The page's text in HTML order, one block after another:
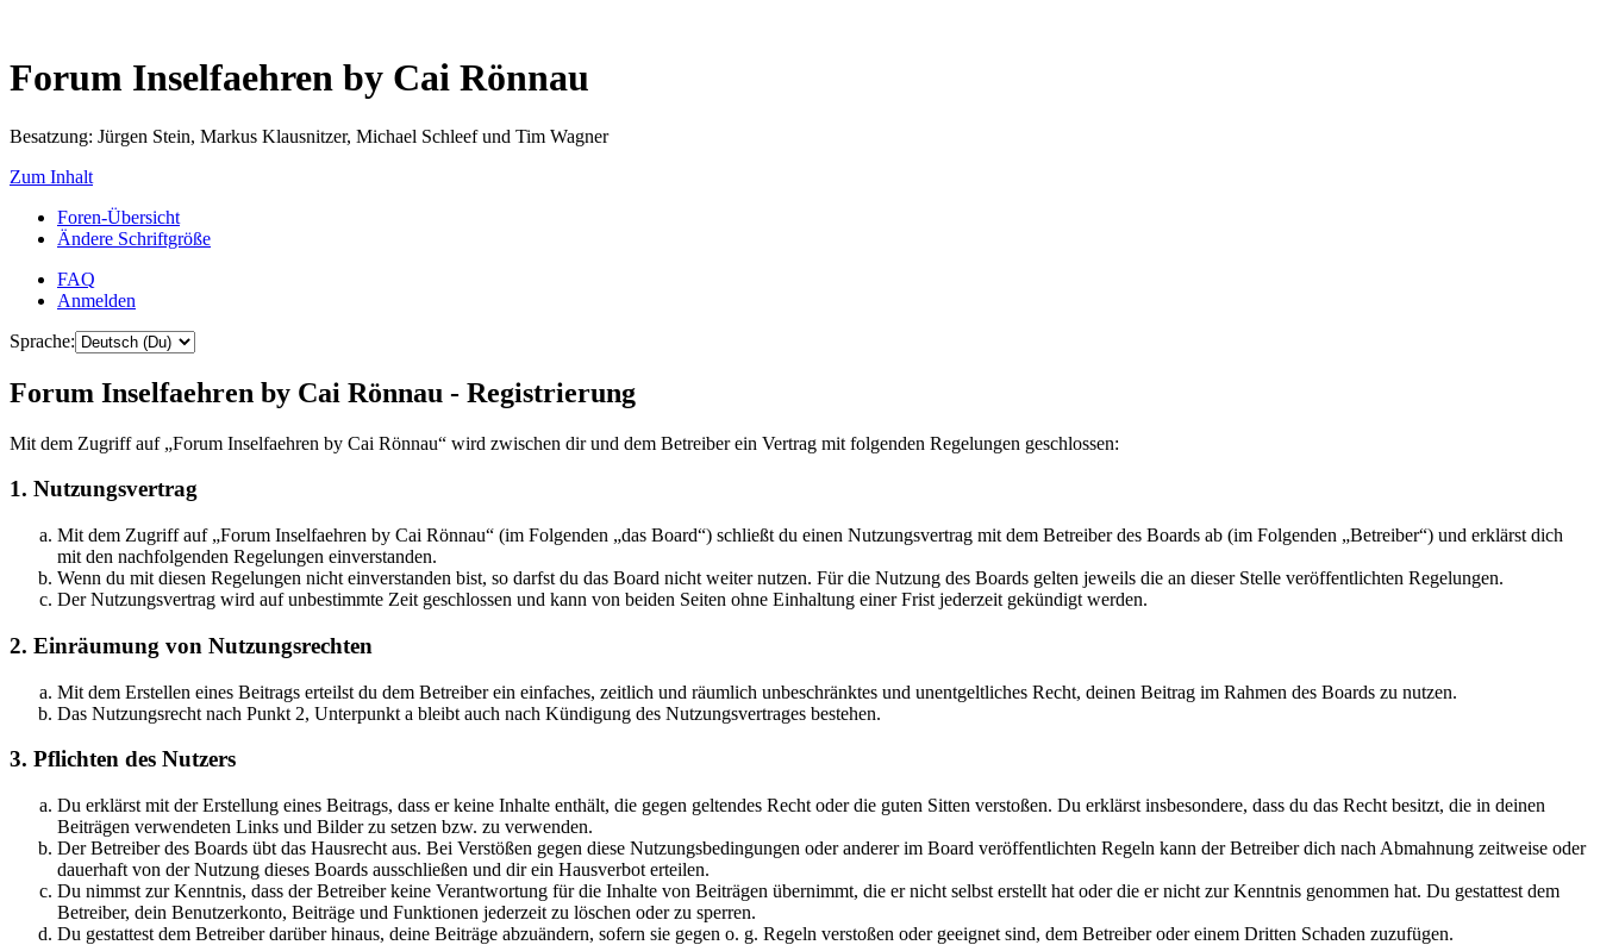
Forum Inselfaehren by Cai Rönnau
Besatzung: Jürgen Stein, Markus Klausnitzer, Michael Schleef und Tim Wagner
Zum Inhalt
Foren-Übersicht
Ändere Schriftgröße
FAQ
Anmelden
Sprache:
Forum Inselfaehren by Cai Rönnau - Registrierung
Mit dem Zugriff auf „Forum Inselfaehren by Cai Rönnau“ wird zwischen dir und dem Betreiber ein Vertrag mit folgenden Regelungen geschlossen:
1. Nutzungsvertrag
Mit dem Zugriff auf „Forum Inselfaehren by Cai Rönnau“ (im Folgenden „das Board“) schließt du einen Nutzungsvertrag mit dem Betreiber des Boards ab (im Folgenden „Betreiber“) und erklärst dich
mit den nachfolgenden Regelungen einverstanden.
Wenn du mit diesen Regelungen nicht einverstanden bist, so darfst du das Board nicht weiter nutzen. Für die Nutzung des Boards gelten jeweils die an dieser Stelle veröffentlichten Regelungen.
Der Nutzungsvertrag wird auf unbestimmte Zeit geschlossen und kann von beiden Seiten ohne Einhaltung einer Frist jederzeit gekündigt werden.
2. Einräumung von Nutzungsrechten
Mit dem Erstellen eines Beitrags erteilst du dem Betreiber ein einfaches, zeitlich und räumlich unbeschränktes und unentgeltliches Recht, deinen Beitrag im Rahmen des Boards zu nutzen.
Das Nutzungsrecht nach Punkt 2, Unterpunkt a bleibt auch nach Kündigung des Nutzungsvertrages bestehen.
3. Pflichten des Nutzers
Du erklärst mit der Erstellung eines Beitrags, dass er keine Inhalte enthält, die gegen geltendes Recht oder die guten Sitten verstoßen. Du erklärst insbesondere, dass du das Recht besitzt, die in deinen
Beiträgen verwendeten Links und Bilder zu setzen bzw. zu verwenden.
Der Betreiber des Boards übt das Hausrecht aus. Bei Verstößen gegen diese Nutzungsbedingungen oder anderer im Board veröffentlichten Regeln kann der Betreiber dich nach Abmahnung zeitweise oder
dauerhaft von der Nutzung dieses Boards ausschließen und dir ein Hausverbot erteilen.
Du nimmst zur Kenntnis, dass der Betreiber keine Verantwortung für die Inhalte von Beiträgen übernimmt, die er nicht selbst erstellt hat oder die er nicht zur Kenntnis genommen hat. Du gestattest dem
Betreiber, dein Benutzerkonto, Beiträge und Funktionen jederzeit zu löschen oder zu sperren.
Du gestattest dem Betreiber darüber hinaus, deine Beiträge abzuändern, sofern sie gegen o. g. Regeln verstoßen oder geeignet sind, dem Betreiber oder einem Dritten Schaden zuzufügen.